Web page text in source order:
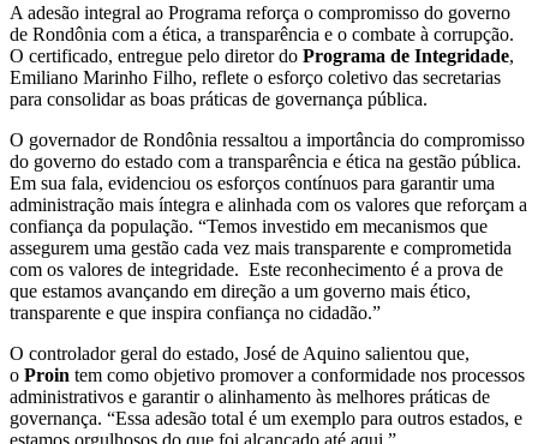
A adesão integral ao Programa reforça o compromisso do governo
de Rondônia com a ética, a transparência e o combate à corrupção.
O certificado, entregue pelo diretor do Programa de Integridade,
Emiliano Marinho Filho, reflete o esforço coletivo das secretarias
para consolidar as boas práticas de governança pública.
O governador de Rondônia ressaltou a importância do compromisso
do governo do estado com a transparência e ética na gestão pública.
Em sua fala, evidenciou os esforços contínuos para garantir uma
administração mais íntegra e alinhada com os valores que reforçam a
confiança da população. “Temos investido em mecanismos que
assegurem uma gestão cada vez mais transparente e comprometida
com os valores de integridade. Este reconhecimento é a prova de
que estamos avançando em direção a um governo mais ético,
transparente e que inspira confiança no cidadão.”
O controlador geral do estado, José de Aquino salientou que,
o Proin tem como objetivo promover a conformidade nos processos
administrativos e garantir o alinhamento às melhores práticas de
governança. “Essa adesão total é um exemplo para outros estados, e
estamos orgulhosos do que foi alcançado até aqui.”